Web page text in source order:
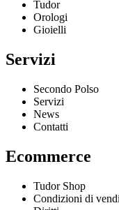
Tudor
Orologi
Gioielli
Servizi
Secondo Polso
Servizi
News
Contatti
Ecommerce
Tudor Shop
Condizioni di